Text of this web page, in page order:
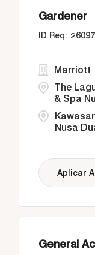
Gardener
Nusa
Marriott
The
& Spa
Aplicar
General